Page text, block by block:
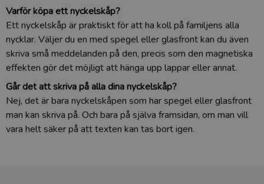
Varför köpa ett nyckelskåp?
Ett nyckelskåp är praktiskt för att ha koll på familjens alla
nycklar. Väljer du en med spegel eller glasfront kan du även
skriva små meddelanden på den, precis som den magnetiska
effekten gör det möjligt att hänga upp lappar eller annat.
Går det att skriva på alla dina nyckelskåp?
Nej, det är bara nyckelskåpen som har spegel eller glasfront
man kan skriva på. Och bara på själva framsidan, om man vill
vara helt säker på att texten kan tas bort igen.